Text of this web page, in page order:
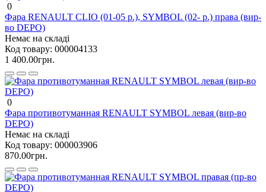
0
Фара RENAULT CLIO (01-05 р.), SYMBOL (02- р.) права (вир-
во DEPO)
Немає на складі
Код товару: 000004133
1 400.00грн.
0
Фара противотуманная RENAULT SYMBOL левая (вир-во
DEPO)
Немає на складі
Код товару: 000003906
870.00грн.